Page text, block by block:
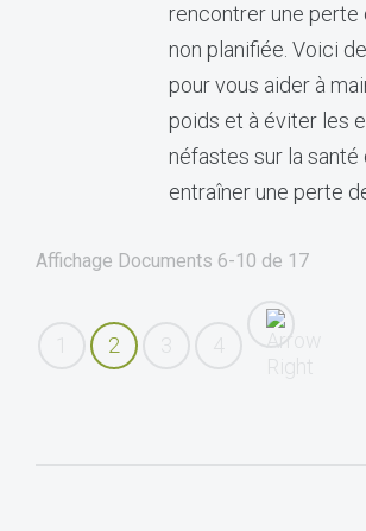
rencontrer une perte
non planifiée. Voici
pour vous aider à
poids et à éviter les
néfastes sur la santé
entraîner une perte
Affichage Documents 6-10 de 17
2